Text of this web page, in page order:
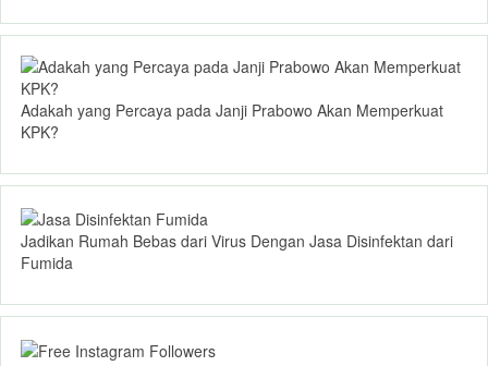
Adakah yang Percaya pada Janji Prabowo Akan Memperkuat
KPK?
Jadikan Rumah Bebas dari Virus Dengan Jasa Disinfektan dari
Fumida